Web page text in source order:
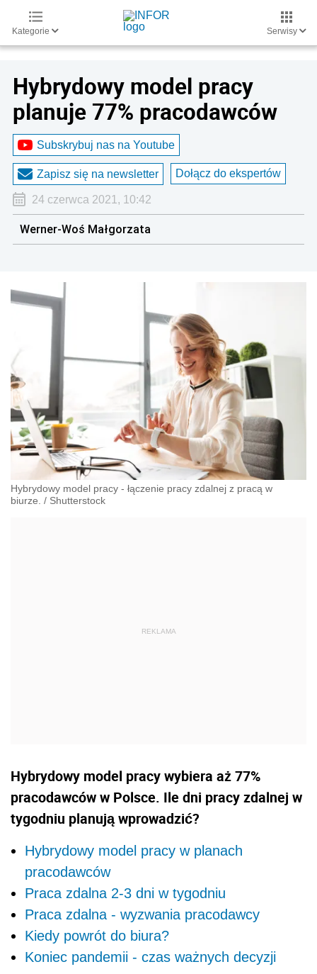
Kategorie Serwisy
Hybrydowy model pracy
planuje 77% pracodawców
Subskrybuj nas na Youtube
Zapisz się na newsletter Dołącz do ekspertów
24 czerwca 2021, 10:42
Werner-Woś Małgorzata
Hybrydowy model pracy - łączenie pracy zdalnej z pracą w
biurze. / Shutterstock
Hybrydowy model pracy wybiera aż 77%
pracodawców w Polsce. Ile dni pracy zdalnej w
tygodniu planują wprowadzić?
Hybrydowy model pracy w planach
pracodawców
Praca zdalna 2-3 dni w tygodniu
Praca zdalna - wyzwania pracodawcy
Kiedy powrót do biura?
Koniec pandemii - czas ważnych decyzji